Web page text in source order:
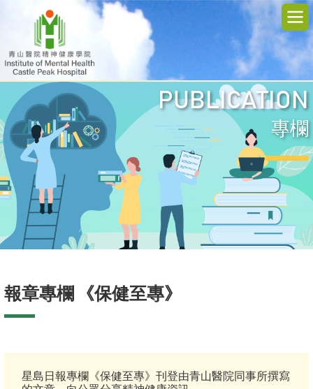
PUBLICATION
專欄
報章專欄 《保健至專》
星島日報專欄《保健至專》刊登由青山醫院同事所撰寫